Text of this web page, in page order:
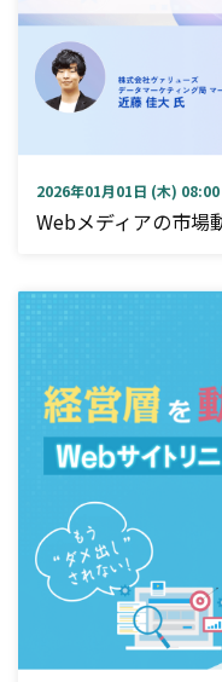
2026年01月01日 (木)
Webメディアの市場